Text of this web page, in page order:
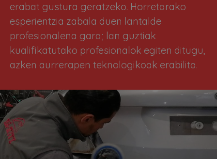
erabat gustura geratzeko. Horretarako
esperientzia zabala duen lantalde
profesionalena gara; lan guztiak
kualifikatutako profesionalok egiten ditugu,
azken aurrerapen teknologikoak erabilita.